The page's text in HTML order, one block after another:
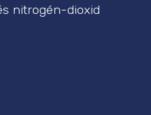
nitrogén-dioxid